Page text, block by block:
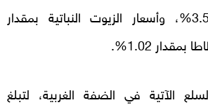
"الديزل" بمقدار 3.57%، وأسعار الزيوت النباتية بمقدار
الآتية في الضفة الغربية، لتبلغ